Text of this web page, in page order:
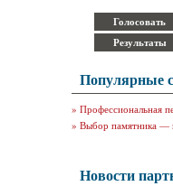
Популярные
» Профессиональная
» Выбор памятника —
Новости